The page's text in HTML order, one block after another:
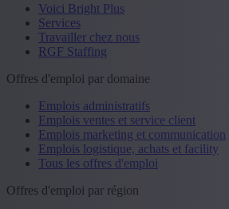
Voici Bright Plus
Services
Travailler chez nous
RGF Staffing
Offres d'emploi par domaine
Emplois administratifs
Emplois ventes et service client
Emplois marketing et communication
Emplois logistique, achats et facility
Tous les offres d'emploi
Offres d'emploi par région